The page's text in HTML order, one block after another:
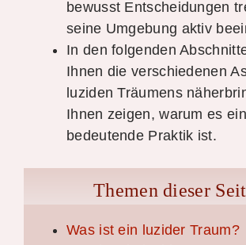
bewusst Entscheidungen
seine Umgebung aktiv
In den folgenden
Ihnen die verschiedenen
luziden Träumens
Ihnen zeigen, warum es
bedeutende Praktik ist.
Themen dieser
Was ist ein luzider Traum?